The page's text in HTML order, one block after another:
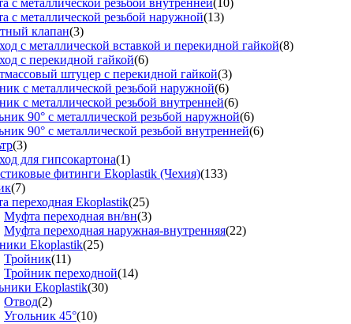
с металлической резьбой внутренней(10)
с металлической резьбой наружной(13)
клапан(3)
с металлической вставкой и перекидной гайкой(8)
с перекидной гайкой(6)
штуцер с перекидной гайкой(3)
с металлической резьбой наружной(6)
с металлической резьбой внутренней(6)
90° с металлической резьбой наружной(6)
90° с металлической резьбой внутренней(6)
(3)
для гипсокартона(1)
фитинги Ekoplastik (Чехия)(133)
(7)
переходная Ekoplastik(25)
Муфта переходная вн/вн(3)
Муфта переходная наружная-внутренняя(22)
Ekoplastik(25)
Тройник(11)
Тройник переходной(14)
Ekoplastik(30)
Отвод(2)
Угольник 45°(10)